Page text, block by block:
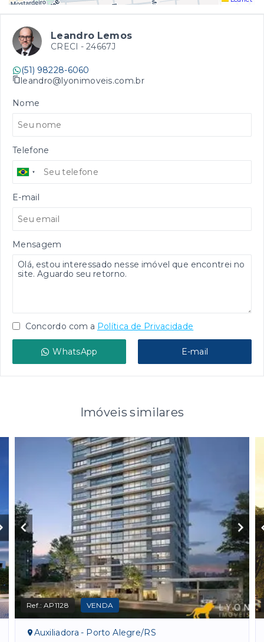
Leandro Lemos
CRECI - 24667J
(51) 98228-6060
leandro@lyonimoveis.com.br
Nome
Telefone
E-mail
Mensagem
Concordo com a Política de Privacidade
WhatsApp E-mail
Imóveis similares
Ref.:AP1128 VENDA
Auxiliadora - Porto Alegre/RS